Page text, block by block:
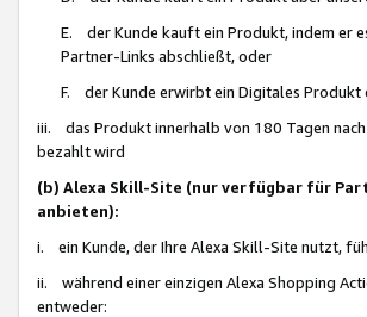
E. der Kunde kauft ein Produkt, indem er
Partner-Links abschließt, oder
F. der Kunde erwirbt ein Digitales Produkt
iii. das Produkt innerhalb von 180 Tagen
bezahlt wird
(b) Alexa Skill-Site (nur verfügbar für
anbieten):
i. ein Kunde, der Ihre Alexa Skill-Site nutzt,
ii. während einer einzigen Alexa Shopping
entweder: